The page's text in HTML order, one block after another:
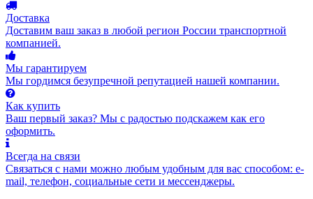
Доставка
Доставим ваш заказ в любой регион России транспортной
компанией.
Мы гарантируем
Мы гордимся безупречной репутацией нашей компании.
Как купить
Ваш первый заказ? Мы с радостью подскажем как его
оформить.
Всегда на связи
Связаться с нами можно любым удобным для вас способом: e-
mail, телефон, социальные сети и мессенджеры.